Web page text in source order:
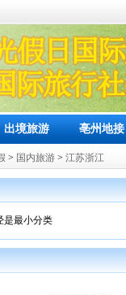
出境旅游 亳州地接
> 国内旅游 > 江苏浙江
是最小分类